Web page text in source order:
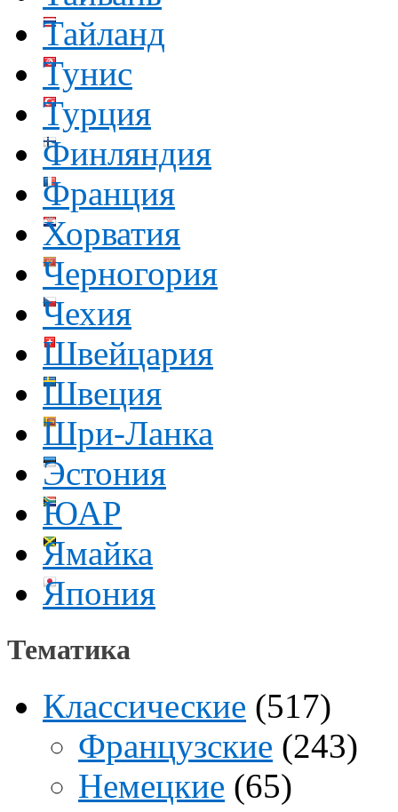
Тайланд
Тунис
Турция
Финляндия
Франция
Хорватия
Черногория
Чехия
Швейцария
Швеция
Шри-Ланка
Эстония
ЮАР
Ямайка
Япония
Тематика
Классические (517)
Французские (243)
Немецкие (65)